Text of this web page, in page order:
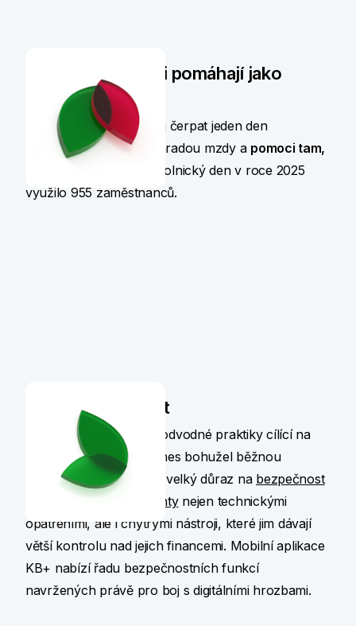
Naši zaměstnanci pomáhají jako
dobrovolníci
Zaměstnanci KB mohou čerpat jeden den
pracovního volna s náhradou mzdy a pomoci tam,
. Dobrovolnický den v roce 2025
využilo 955 zaměstnanců.
Kyberbezpečnost
Kybernetické útoky a podvodné praktiky cílící na
bankovní klienty jsou dnes bohužel běžnou
realitou. Klademe proto velký důraz na bezpečnost
a aktivně chráníme klientynejen technickými
opatřeními, ale i chytrými nástroji, které jim dávají
větší kontrolu nad jejich financemi. Mobilní aplikace
KB+ nabízí řadu bezpečnostních funkcí
navržených právě pro boj s digitálními hrozbami.